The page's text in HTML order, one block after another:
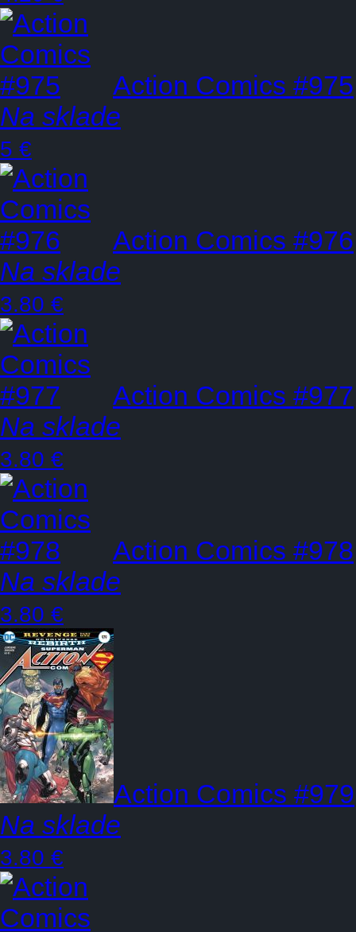
Action Comics #975
Na sklade
5 €
Action Comics #976
Na sklade
3.80 €
Action Comics #977
Na sklade
3.80 €
Action Comics #978
Na sklade
3.80 €
Action Comics #979
Na sklade
3.80 €